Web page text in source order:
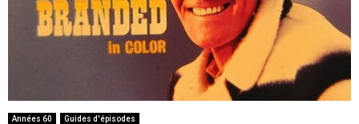
Années 60 Guides d'épisodes